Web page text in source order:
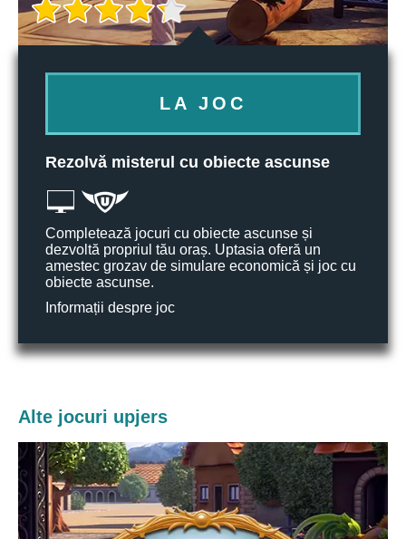
LA JOC
Rezolvă misterul cu obiecte ascunse
Completează jocuri cu obiecte ascunse și
dezvoltă propriul tău oraș. Uptasia oferă un
amestec grozav de simulare economică și joc cu
obiecte ascunse.
Informații despre joc
Alte jocuri upjers